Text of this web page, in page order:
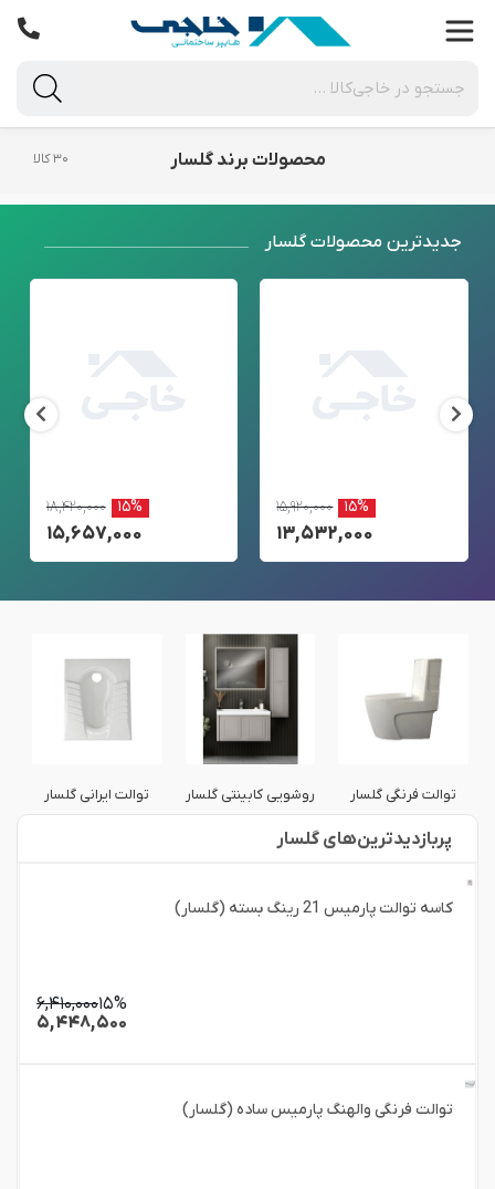
محصولات برند گلسار ۳۰ کالا
جدید‌ترین محصولات گلسار
۱۵,۹۲۰,۰۰۰ ۱۵%
۱۳,۵۳۲,۰۰۰
۱۸,۴۲۰,۰۰۰ ۱۵%
۱۵,۶۵۷,۰۰۰
توالت فرنگی گلسار روشویی کابینتی گلسار توالت ایرانی گلسار
پربازدید‌ترین‌های گلسار
کاسه توالت پارمیس 21 رینگ بسته (گلسار)
۶,۴۱۰,۰۰۰۱۵%
۵,۴۴۸,۵۰۰
توالت فرنگی والهنگ پارمیس ساده (گلسار)